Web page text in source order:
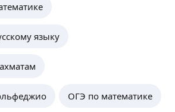
языку
ОГЭ по математике